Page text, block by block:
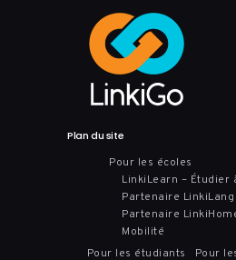
Plan du site
Pour les écoles
LinkiLearn – Étudier
Partenaire LinkiLang
Partenaire
Mobilité
Pour les étudiants
Pour